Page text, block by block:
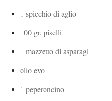
1 spicchio di aglio
100 gr. piselli
1 mazzetto di asparagi
olio evo
1 peperoncino